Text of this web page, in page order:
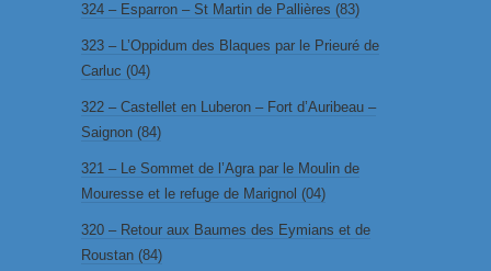
324 – Esparron – St Martin de Pallières (83)
323 – L’Oppidum des Blaques par le Prieuré de
Carluc (04)
322 – Castellet en Luberon – Fort d’Auribeau –
Saignon (84)
321 – Le Sommet de l’Agra par le Moulin de
Mouresse et le refuge de Marignol (04)
320 – Retour aux Baumes des Eymians et de
Roustan (84)